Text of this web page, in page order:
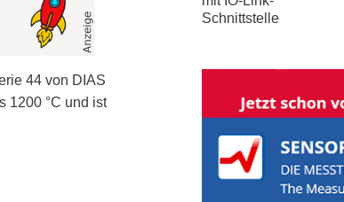
44 von DIAS
1200 °C und ist
Schnittstelle